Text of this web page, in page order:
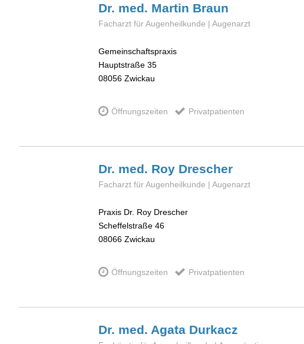
Dr. med. Martin Braun
Facharzt für Augenheilkunde | Augenarzt
Gemeinschaftspraxis
Hauptstraße 35
08056 Zwickau
Öffnungszeiten Privatpatienten
Dr. med. Roy Drescher
Facharzt für Augenheilkunde | Augenarzt
Praxis Dr. Roy Drescher
Scheffelstraße 46
08066 Zwickau
Öffnungszeiten Privatpatienten
Dr. med. Agata Durkacz